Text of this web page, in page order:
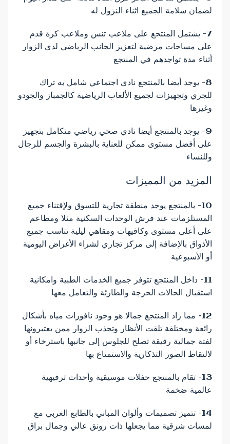
لضمان سلامة الجميع اثناء النزول له
7- يشتمل المنتجع على ملاعب تنس وملاعب كرة قدم
على مساحات مرضية لتعزيز الجانب الرياضي لدى الزوار
أثناء مدة تواجدهم في المنتجع
8- يوجد أيضا بالمنتجع نادي اجتماعي شامل به تراك
للجري وتجهيزات لجميع الألعاب الرياضية كالجمباز والجودو
وغيرها
9- يوجد بالمنتجع أيضا نادي صحي رياضي متكامل بتجهيز
على أفضل مستوى ممكن للعناية بالبشرة والجسم للرجال
وللنساء
المزيد من المميزات
10- بالمنتجع يوجد منطقة تجارية للتسوق ولإقتناء جميع
المستلزمات عند فرش الوحدات السكنية مثلا ومطاعم
على أعلى مستوى وكافيهات ومقاهي ليلية تناسب جميع
الأذواق بالإضافة إلى مركز تجاري لشراء الأغراض اليومية
أو الأسبوعية
11- داخل المنتجع تتوفر جميع الخدمات الطبية وامكانية
استقبال الحالات الحرجة والطارئة والتعامل معها
12- مما زاد المنتجع جمالا هو وجود نافورات مياه بأشكال
رائعة ومختلفة تلفت الأنظار وتجذب الزوار ممن يعتبرونها
لفتة جمالية رقيقة تصلح للجلوس إلى جانبها باسترخاء أو
لالتقاط الصور التذكارية والاستمتاع بها
13- تقام بالمنتجع حفلات موسيقية وأحداث ترفيهية
عالمية ضخمة
14- تتميز تصميمات وألوان المباني بالطابع الغربي مع
لمسات شرقية مما يجعلها ذات رونق عالي وجمال براق